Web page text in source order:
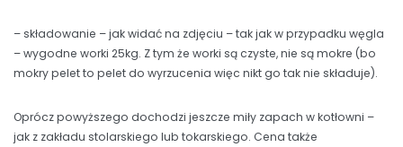
– składowanie – jak widać na zdjęciu – tak jak w przypadku węgla
– wygodne worki 25kg. Z tym że worki są czyste, nie są mokre (bo
mokry pelet to pelet do wyrzucenia więc nikt go tak nie składuje).
Oprócz powyższego dochodzi jeszcze miły zapach w kotłowni –
jak z zakładu stolarskiego lub tokarskiego. Cena także